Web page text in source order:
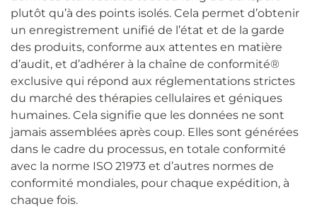
plutôt qu’à des points isolés. Cela permet d’obtenir
un enregistrement unifié de l’état et de la garde
des produits, conforme aux attentes en matière
d’audit, et d’adhérer à la chaîne de conformité®
exclusive qui répond aux réglementations strictes
du marché des thérapies cellulaires et géniques
humaines. Cela signifie que les données ne sont
jamais assemblées après coup. Elles sont générées
dans le cadre du processus, en totale conformité
avec la norme ISO 21973 et d’autres normes de
conformité mondiales, pour chaque expédition, à
chaque fois.